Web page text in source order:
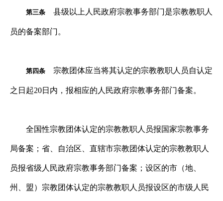
第三条 县级以上人民政府宗教事务部门是宗教教职人
员的备案部门。
第四条 宗教团体应当将其认定的宗教教职人员自认定
之日起20日内，报相应的人民政府宗教事务部门备案。
全国性宗教团体认定的宗教教职人员报国家宗教事务
局备案；省、自治区、直辖市宗教团体认定的宗教教职人
员报省级人民政府宗教事务部门备案；设区的市（地、
州、盟）宗教团体认定的宗教教职人员报设区的市级人民